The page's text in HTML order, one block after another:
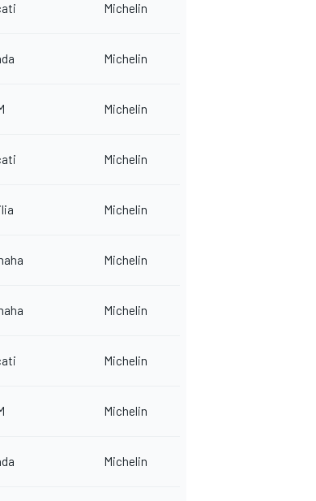
Michelin
Michelin
Michelin
Michelin
Michelin
Michelin
Michelin
Michelin
Michelin
Michelin